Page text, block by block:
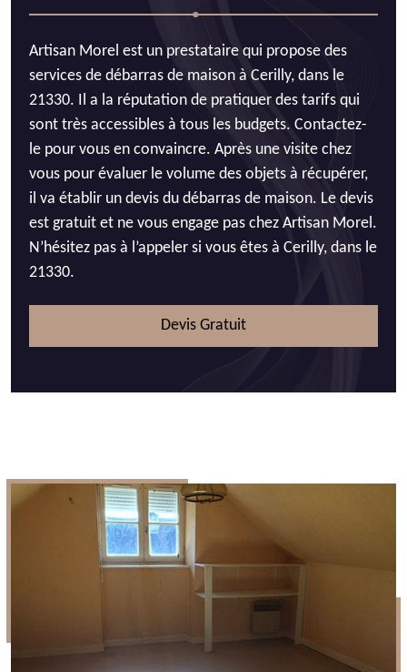
Artisan Morel est un prestataire qui propose des
services de débarras de maison à Cerilly, dans le
21330. Il a la réputation de pratiquer des tarifs qui
sont très accessibles à tous les budgets. Contactez-
le pour vous en convaincre. Après une visite chez
vous pour évaluer le volume des objets à récupérer,
il va établir un devis du débarras de maison. Le devis
est gratuit et ne vous engage pas chez Artisan Morel.
N’hésitez pas à l’appeler si vous êtes à Cerilly, dans le
21330.
Devis Gratuit